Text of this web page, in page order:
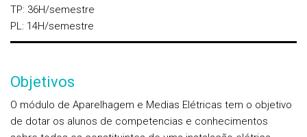
TP: 36H/semestre
PL: 14H/semestre
Objetivos
O módulo de Aparelhagem e Medias Elétricas tem o objetivo
de dotar os alunos de competencias e conhecimentos